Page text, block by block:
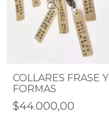
COLLARES FRASE Y
FORMAS
$44.000,00